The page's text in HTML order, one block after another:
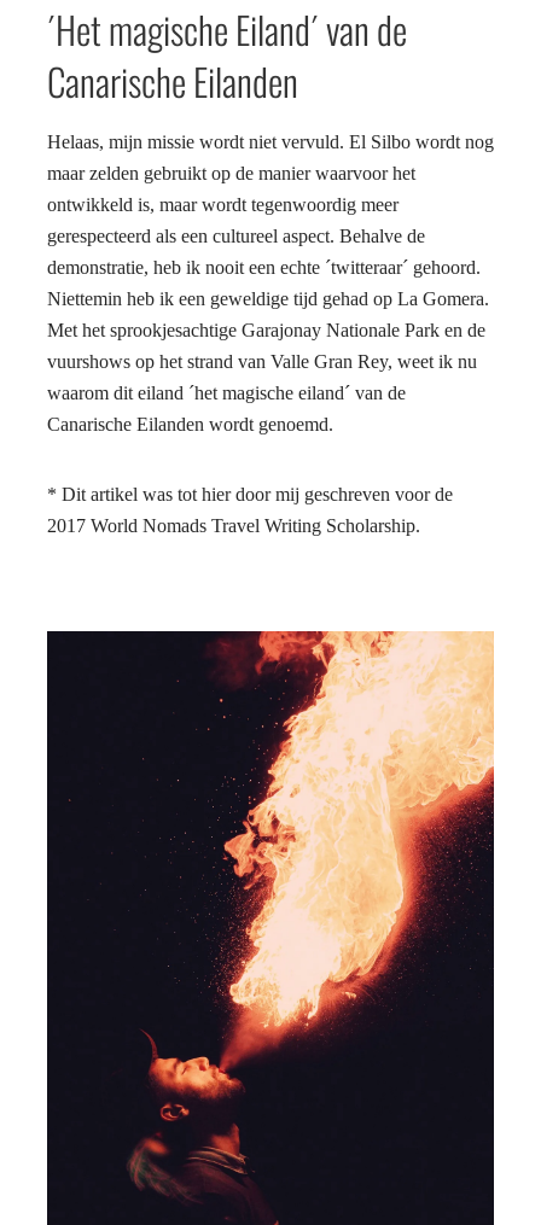
´Het magische Eiland´ van de
Canarische Eilanden
Helaas, mijn missie wordt niet vervuld. El Silbo wordt nog
maar zelden gebruikt op de manier waarvoor het
ontwikkeld is, maar wordt tegenwoordig meer
gerespecteerd als een cultureel aspect. Behalve de
demonstratie, heb ik nooit een echte ´twitteraar´ gehoord.
Niettemin heb ik een geweldige tijd gehad op La Gomera.
Met het sprookjesachtige Garajonay Nationale Park en de
vuurshows op het strand van Valle Gran Rey, weet ik nu
waarom dit eiland ´het magische eiland´ van de
Canarische Eilanden wordt genoemd.
* Dit artikel was tot hier door mij geschreven voor de
2017 World Nomads Travel Writing Scholarship.